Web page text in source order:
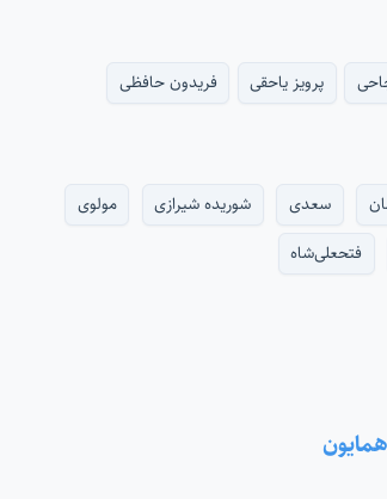
پرویز یاحقی فریدون حافظی
سعدی شوریده شیرازی
مولوی
فتحعلی‌شاه